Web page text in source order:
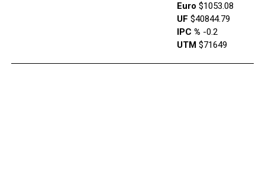
Euro $1053.08
UF $40844.79
IPC % -0.2
UTM $71649